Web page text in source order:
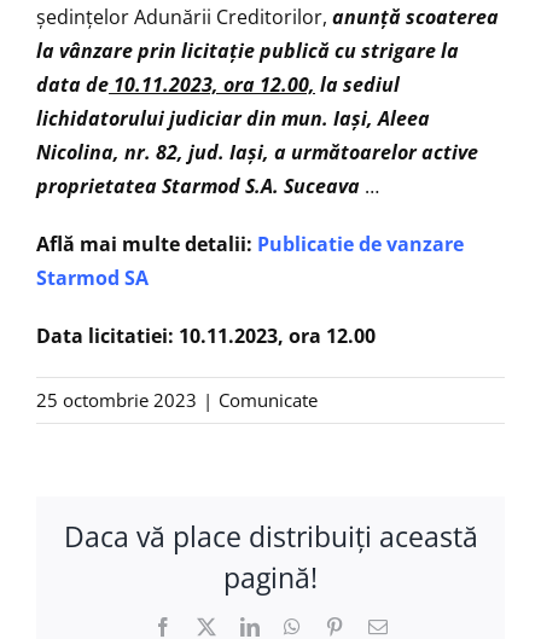
ședințelor Adunării Creditorilor, anunţăscoaterea
la vânzare prin licitaţie publică cu strigare la
data de 10.11.2023, ora 12.00, la sediul
lichidatorului judiciar din mun. Iași, Aleea
Nicolina, nr. 82, jud. Iași, a următoarelor active
proprietatea Starmod S.A. Suceava …
Află mai multe detalii: Publicatie de vanzare
Starmod SA
Data licitatiei: 10.11.2023, ora 12.00
25 octombrie 2023 | Comunicate
Daca vă place distribuiţi această
pagină!
Facebook LinkedInWhatsApp
Pinterest
E-